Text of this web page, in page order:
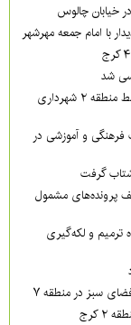
خیابان چالوس
کسب رتبه نخست عملکرد حوزه املاک و مستغلات توسط منطقه ۲ شهرداری
خدمات فرهنگی و آموزشی در
در منطقه ۱/ تعیین تکلیف پرونده‌های مشمول
گسترده ترمیم و لکه‌گیری
سبز در منطقه ۷
کرج